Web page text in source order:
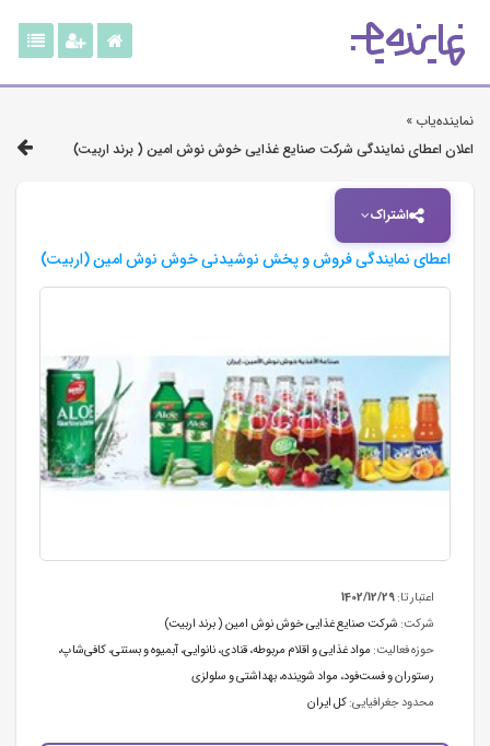
نماینده‌یاب »
اعلان اعطای نمایندگی شرکت صنایع غذایی خوش نوش امین ( برند اربیت)
اشتراک
اعطای نمایندگی فروش و پخش نوشیدنی خوش نوش امین (اربیت)
اعتبار تا:1402/12/29
شرکت: شرکت صنایع غذایی خوش نوش امین ( برند اربیت)
حوزه فعالیت: مواد غذایی و اقلام مربوطه،قنادی، نانوایی، آبمیوه و بستنی،کافی‌شاپ،
رستوران و فست‌فود، مواد شوینده، بهداشتی و سلولزی
محدود جغرافیایی:کل ایران